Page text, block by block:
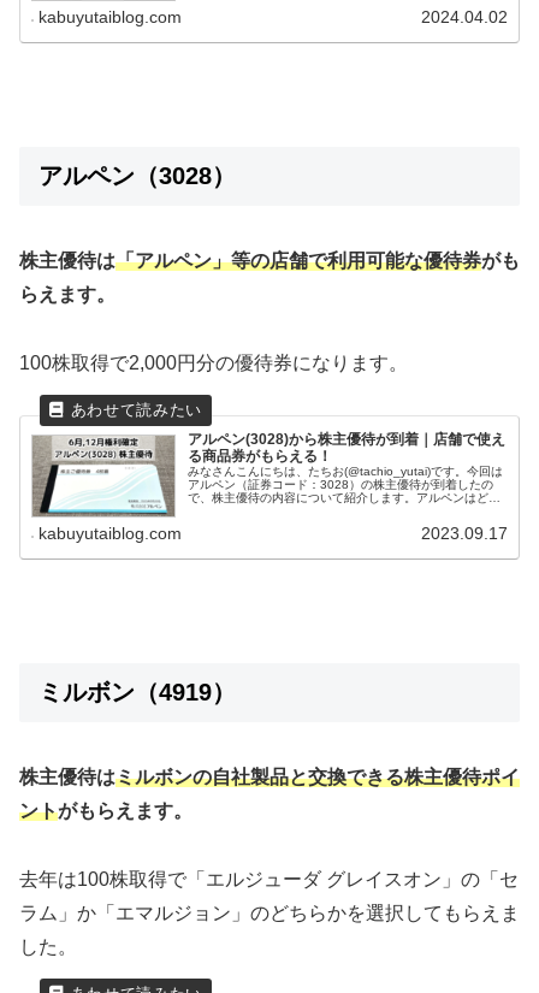
kabuyutaiblog.com 2024.04.02
アルペン（3028）
株主優待は「アルペン」等の店舗で利用可能な優待券がも
らえます。
100株取得で2,000円分の優待券になります。
アルペン(3028)から株主優待が到着｜店舗で使え
る商品券がもらえる！
みなさんこんにちは、たちお(@tachio_yutai)です。今回は
アルペン（証券コード：3028）の株主優待が到着したの
で、株主優待の内容について紹介します。アルペンはどん
kabuyutaiblog.com 2023.09.17
ミルボン（4919）
株主優待はミルボンの自社製品と交換できる株主優待ポイ
ントがもらえます。
去年は100株取得で「エルジューダ グレイスオン」の「セ
ラム」か「エマルジョン」のどちらかを選択してもらえま
した。